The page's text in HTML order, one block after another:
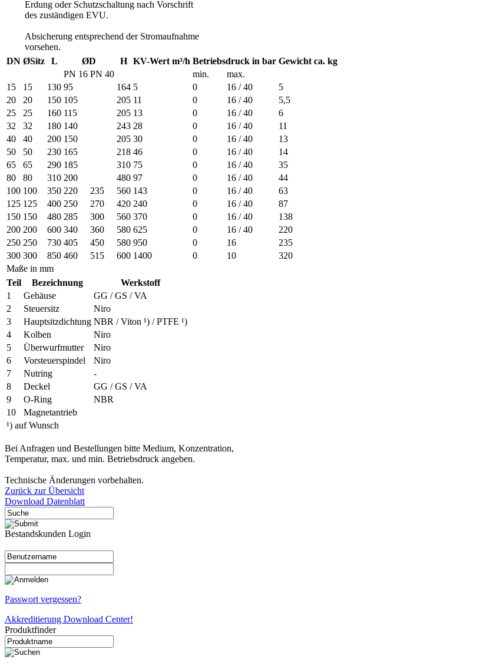
Erdung oder Schutzschaltung nach Vorschrift
des zuständigen EVU.
Absicherung entsprechend der Stromaufnahme
vorsehen.
DN ØSitz L ØD H KV-Wert m³/h Betriebsdruck in bar Gewicht ca. kg
PN 16 PN 40 min.
max.
15
15 130 95 164 5 0 16 / 40
5
20
20 150 105 205 11 0 16 / 40
5,5
25
25 160 115 205 13 0 16 / 40
6
32
32 180 140 243 28 0 16 / 40
11
40
40 200 150 205 30 0 16 / 40
13
50
50 230 165 218 46 0 16 / 40
14
65
65 290 185 310 75 0 16 / 40
35
80
80 310 200 480 97 0 16 / 40
44
100 100 350 220 235 560 143 0 16 / 40
63
125 125 400 250 270 420 240 0 16 / 40
87
150 150 480 285 300 560 370 0 16 / 40
138
200 200 600 340 360 580 625 0 16 / 40
220
250 250 730 405 450 580 950 0 16
235
300 300 850 460 515 600 1400 0 10
320
Maße in mm
Teil
Bezeichnung
Werkstoff
1
Gehäuse
GG / GS / VA
2
Steuersitz
Niro
3
Hauptsitzdichtung NBR / Viton ¹) / PTFE ¹)
4
Kolben
Niro
5
Überwurfmutter
Niro
6
Vorsteuerspindel
Niro
7
Nutring
-
8
Deckel
GG / GS / VA
9
O-Ring
NBR
10
Magnetantrieb
¹) auf Wunsch
Bei Anfragen und Bestellungen bitte Medium, Konzentration,
Temperatur, max. und min. Betriebsdruck angeben.
Technische Änderungen vorbehalten.
Zurück zur Übersicht
Download Datenblatt
Bestandskunden Login
Passwort vergessen?
Akkreditierung Download Center!
Produktfinder